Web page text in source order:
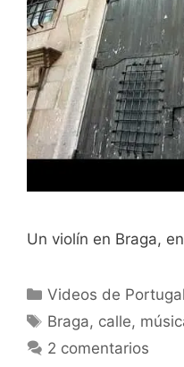
Un violín en Braga,
Categorías
Videos de Portugal
Etiquetas
Braga, calle,
2 comentarios